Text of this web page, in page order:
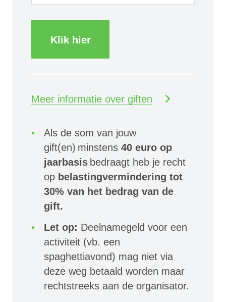
Klik hier
Meer informatie over giften
Als de som van jouw
gift(en) minstens40 euro op
jaarbasis bedraagt heb je recht
op belastingvermindering tot
30% van het bedrag van de
gift.
Let op: Deelnamegeld voor een
activiteit (vb. een
spaghettiavond) mag niet via
deze weg betaald worden maar
rechtstreeks aan de organisator.